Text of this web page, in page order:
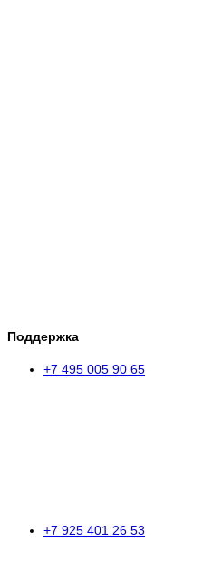
Поддержка
+7 495 005 90 65
+7 925 401 26 53